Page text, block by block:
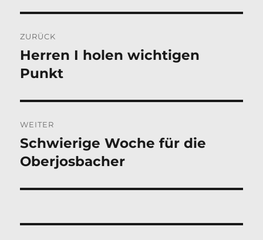
ZURÜCK
Vorheriger
Beitrag:
Herren I holen wichtigen
Punkt
WEITER
Nächster
Beitrag:
Schwierige Woche für die
Oberjosbacher